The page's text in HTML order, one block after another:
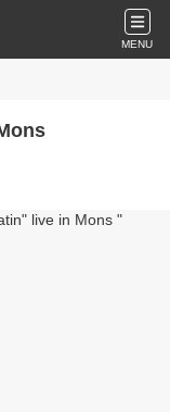
MENU
Mons